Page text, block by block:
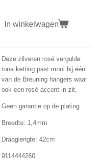
In winkelwagen
Deze zilveren rosé vergulde
tona ketting past mooi bij één
van de Breuning hangers waar
ook een rosé accent in zit.
Geen garantie op de plating.
Breedte: 1,4mm
Draaglengte: 42cm
9114444260